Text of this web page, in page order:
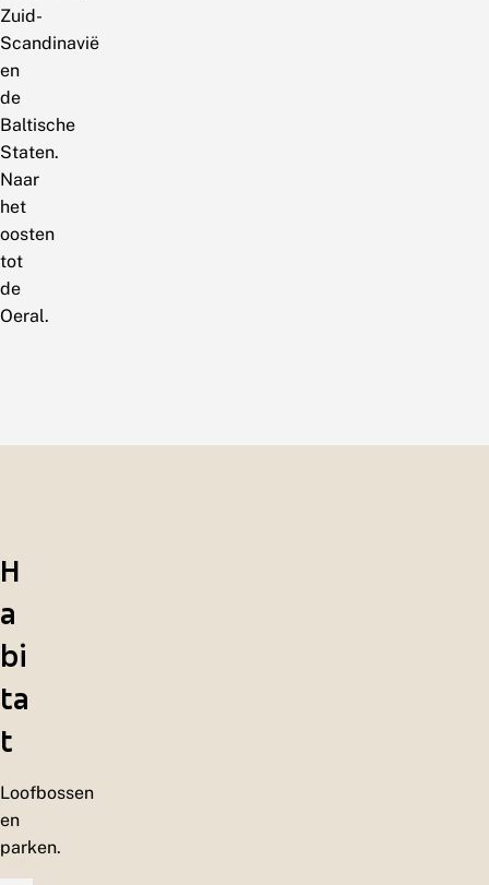
Zuid-
Scandinavië
en
de
Baltische
Staten.
Naar
het
oosten
tot
de
Oeral.
H
a
bi
ta
t
Loofbossen
en
parken.